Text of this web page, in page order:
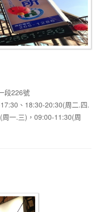
段226號
、18:30-20:30(周二.四.
一.三)，09:00-11:30(周